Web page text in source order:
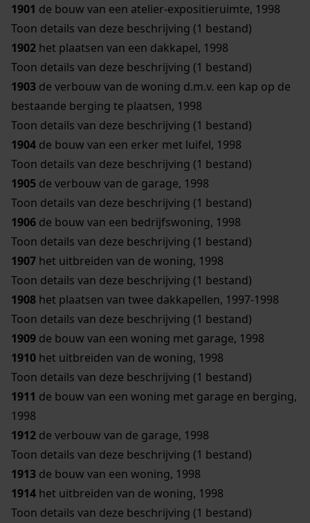
1901 de bouw van een atelier-expositieruimte, 1998
Toon details van deze beschrijving (1 bestand)
1902 het plaatsen van een dakkapel, 1998
Toon details van deze beschrijving (1 bestand)
1903 de verbouw van de woning d.m.v. een kap op de
bestaande berging te plaatsen, 1998
Toon details van deze beschrijving (1 bestand)
1904 de bouw van een erker met luifel, 1998
Toon details van deze beschrijving (1 bestand)
1905 de verbouw van de garage, 1998
Toon details van deze beschrijving (1 bestand)
1906 de bouw van een bedrijfswoning, 1998
Toon details van deze beschrijving (1 bestand)
1907 het uitbreiden van de woning, 1998
Toon details van deze beschrijving (1 bestand)
1908 het plaatsen van twee dakkapellen, 1997-1998
Toon details van deze beschrijving (1 bestand)
1909 de bouw van een woning met garage, 1998
1910 het uitbreiden van de woning, 1998
Toon details van deze beschrijving (1 bestand)
1911 de bouw van een woning met garage en berging,
1998
1912 de verbouw van de garage, 1998
Toon details van deze beschrijving (1 bestand)
1913 de bouw van een woning, 1998
1914 het uitbreiden van de woning, 1998
Toon details van deze beschrijving (1 bestand)